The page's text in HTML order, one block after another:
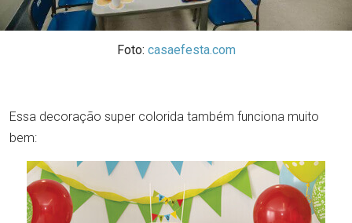
Foto: casaefesta.com
Essa decoração super colorida também funciona muito
bem: